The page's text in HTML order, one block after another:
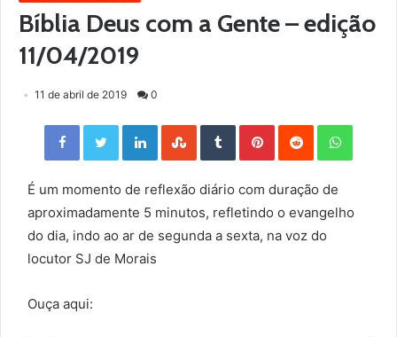
Bíblia Deus com a Gente – edição
11/04/2019
11 de abril de 2019 0
Facebook Twitter LinkedIn StumbleUpon Tumblr Pinterest Reddit
É um momento de reflexão diário com duração de
aproximadamente 5 minutos, refletindo o evangelho
do dia, indo ao ar de segunda a sexta, na voz do
locutor SJ de Morais
Ouça aqui: